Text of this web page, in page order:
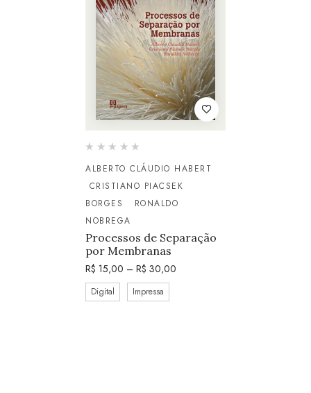
ALBERTO CLÁUDIO HABERT
CRISTIANO PIACSEK
BORGES
RONALDO
NOBREGA
Processos de Separação
por Membranas
R$ 15,00 – R$ 30,00
Digital Impressa